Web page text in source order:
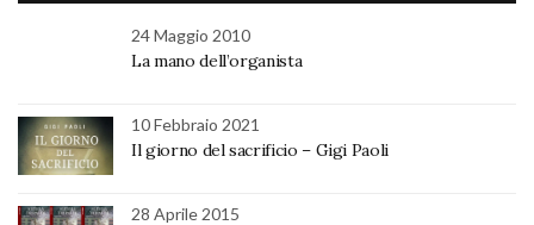
24 Maggio 2010
La mano dell’organista
10 Febbraio 2021
Il giorno del sacrificio – Gigi Paoli
28 Aprile 2015